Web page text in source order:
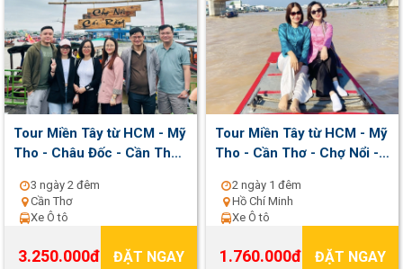
Tour Miền Tây từ HCM - Mỹ
Tho - Châu Đốc - Cần Thơ -
đêm | Khởi hành thứ 2 , 5 , 7
hằng tuần
3 ngày 2 đêm
Cần Thơ
Xe Ô tô
3.250.000đ ĐẶT NGAY
Tour Miền Tây từ HCM - Mỹ
Tho - Cần Thơ - Chợ Nổi -
Khởi hành hằng ngày
2 ngày 1 đêm
Hồ Chí Minh
Xe Ô tô
1.760.000đ ĐẶT NGAY